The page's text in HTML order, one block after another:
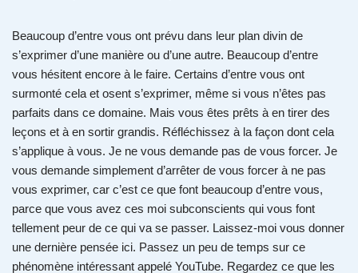
Beaucoup d’entre vous ont prévu dans leur plan divin de
s’exprimer d’une manière ou d’une autre. Beaucoup d’entre
vous hésitent encore à le faire. Certains d’entre vous ont
surmonté cela et osent s’exprimer, même si vous n’êtes pas
parfaits dans ce domaine. Mais vous êtes prêts à en tirer des
leçons et à en sortir grandis. Réfléchissez à la façon dont cela
s’applique à vous. Je ne vous demande pas de vous forcer. Je
vous demande simplement d’arrêter de vous forcer à ne pas
vous exprimer, car c’est ce que font beaucoup d’entre vous,
parce que vous avez ces moi subconscients qui vous font
tellement peur de ce qui va se passer. Laissez-moi vous donner
une dernière pensée ici. Passez un peu de temps sur ce
phénomène intéressant appelé YouTube. Regardez ce que les